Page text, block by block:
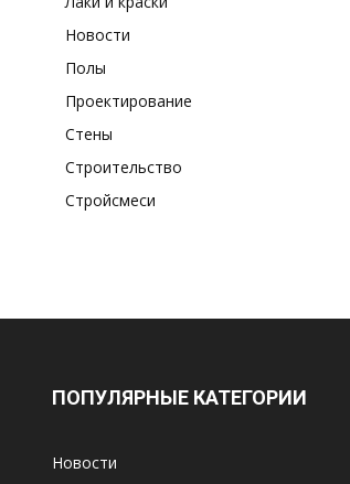
Новости
Полы
Проектирование
Стены
Строительство
Стройсмеси
ПОПУЛЯРНЫЕ КАТЕГОРИИ
Новости